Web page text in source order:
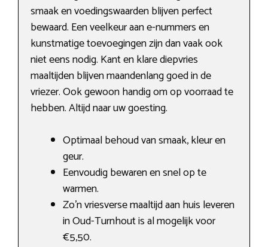
smaak en voedingswaarden blijven perfect
bewaard. Een veelkeur aan e-nummers en
kunstmatige toevoegingen zijn dan vaak ook
niet eens nodig. Kant en klare diepvries
maaltijden blijven maandenlang goed in de
vriezer. Ook gewoon handig om op voorraad te
hebben. Altijd naar uw goesting.
Optimaal behoud van smaak, kleur en
geur.
Eenvoudig bewaren en snel op te
warmen.
Zo’n vriesverse maaltijd aan huis leveren
in Oud-Turnhout is al mogelijk voor
€5,50.